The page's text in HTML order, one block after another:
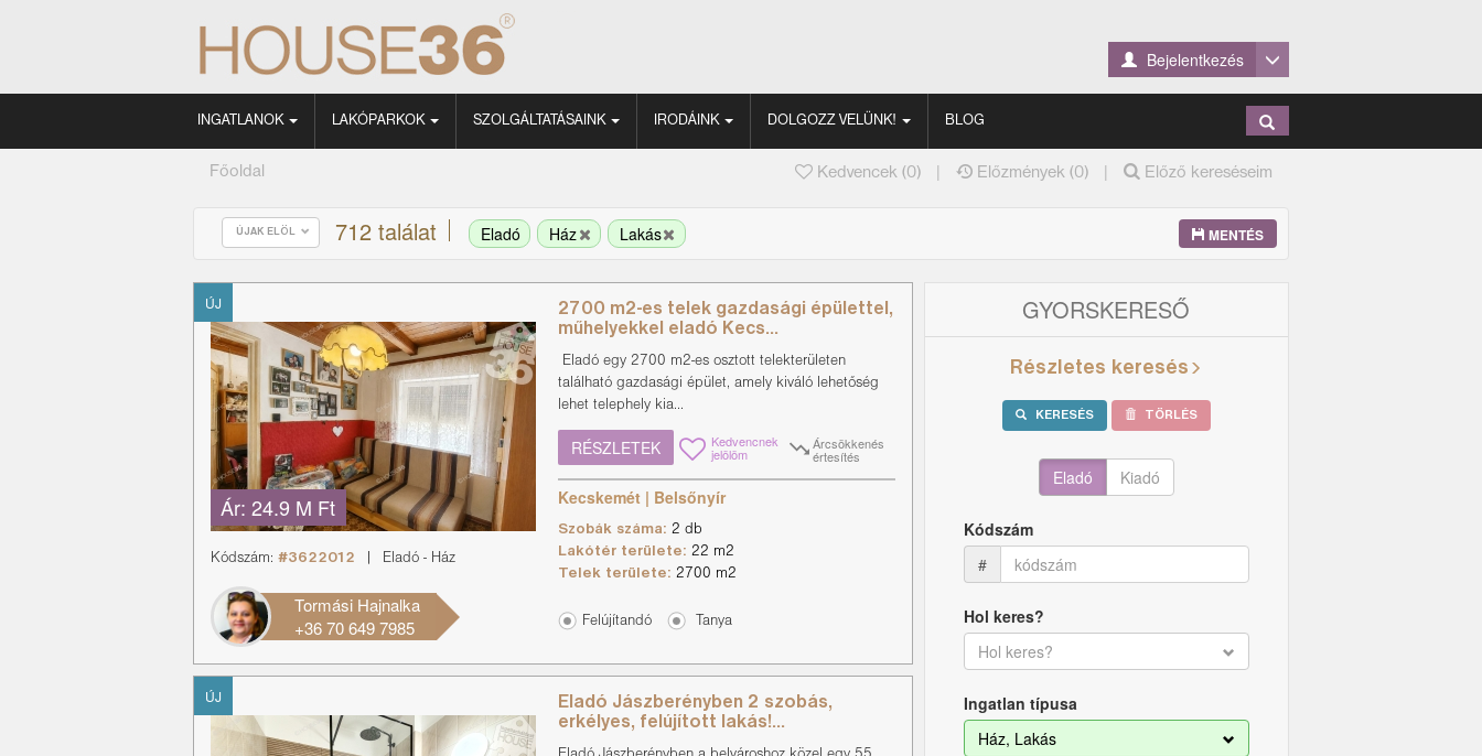
Bejelentkezés
INGATLANOK LAKÓPARKOK SZOLGÁLTATÁSAINK IRODÁINK DOLGOZZ VELÜNK! BLOG
Főoldal Kedvencek (0) | Előzmények (0) | Előző kereséseim
ÚJAK ELÖL 712 találat Eladó Ház Lakás MENTÉS
ÚJ
Ár: 24.9 M Ft
Kódszám: #3622012 Eladó - Ház
Tormási Hajnalka
+36 70 649 7985
2700 m2-es telek gazdasági épülettel,
műhelyekkel eladó Kecs...
Eladó egy 2700 m2-es osztott telekterületen
található gazdasági épület, amely kiváló lehetőség
lehet telephely kia...
RÉSZLETEK Kedvencnek
jelölöm
Árcsökkenés
értesítés
Kecskemét | Belsőnyír
Szobák száma: 2 db
Lakótér területe: 22 m2
Telek területe: 2700 m2
Felújítandó Tanya
ÚJ
Eladó Jászberényben 2 szobás,
erkélyes, felújított lakás!...
GYORSKERESŐ
Részletes keresés
KERESÉS TÖRLÉS
Eladó Kiadó
Kódszám
#
Hol keres?
Hol keres?
Ingatlan típusa
Ház, Lakás